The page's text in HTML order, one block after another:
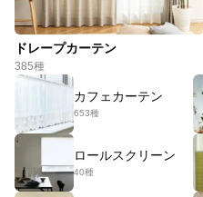
ドレープカーテン
385種
カフェカーテン
653種
ロールスクリーン
40種